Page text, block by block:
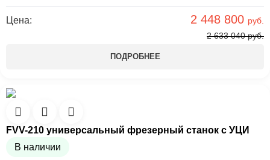
Цена:
2 633 040руб.
2 448 800 руб.
ПОДРОБНЕЕ
FVV-210 универсальный фрезерный станок с УЦИ
В наличии